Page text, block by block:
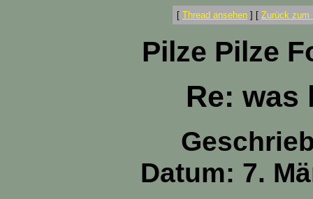
[ Thread ansehen ] [ Zurück zum
Pilze Pilze
Re: was
Datum: 7.